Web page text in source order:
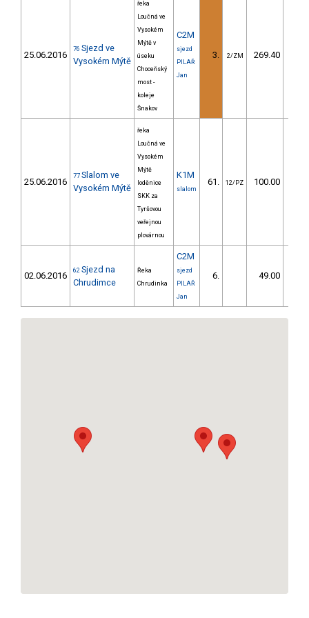
25.06.2016
76 Sjezd ve
Vysokém Mýtě
řeka
Loučná ve
Vysokém
Mýtě v
úseku
Choceňský
most -
koleje
Šnakov
C2M
sjezd
PILAŘ
Jan
3. 2/ZM 269.40
25.06.2016
77 Slalom ve
Vysokém Mýtě
řeka
Loučná ve
Vysokém
Mýtě
loděnice
SKK za
Tyršovou
veřejnou
plovárnou
K1M
slalom
61. 12/PZ 100.00
02.06.2016 62 Sjezd na
Chrudimce
Řeka
Chrudinka
C2M
sjezd
PILAŘ
Jan
6. 49.00